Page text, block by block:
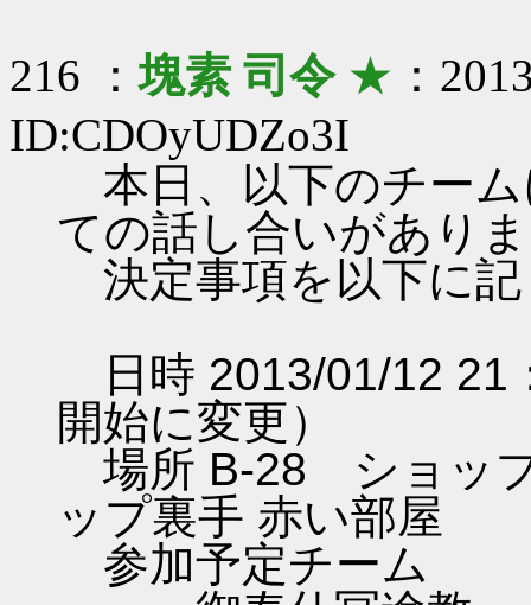
216 ：塊素 司令★ ：
ID:CDOyUDZo3I
本日、以下のチー
ての話し合いがあり
決定事項を以下に記
日時 2013/01/12 21
開始に変更）
場所 B-28 ショッ
ップ裏手 赤い部屋
参加予定チーム